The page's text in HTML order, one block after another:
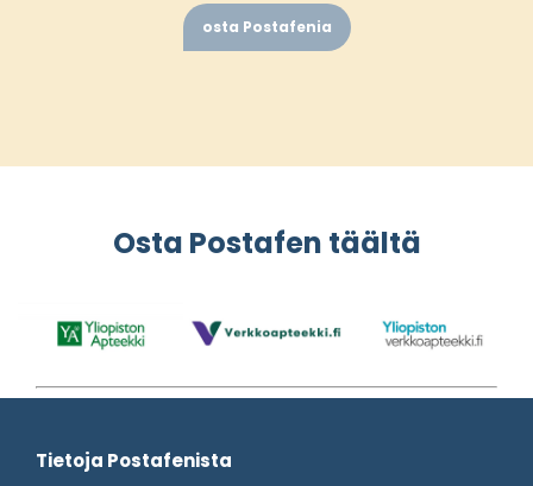
osta Postafenia
Osta Postafen täältä
Tietoja Postafenista